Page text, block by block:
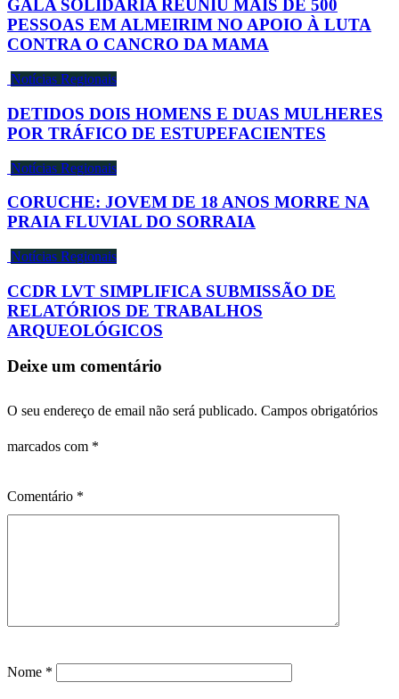
GALA SOLIDÁRIA REUNIU MAIS DE 500
PESSOAS EM ALMEIRIM NO APOIO À LUTA
CONTRA O CANCRO DA MAMA
Notícias Regionais
DETIDOS DOIS HOMENS E DUAS MULHERES
POR TRÁFICO DE ESTUPEFACIENTES
Notícias Regionais
CORUCHE: JOVEM DE 18 ANOS MORRE NA
PRAIA FLUVIAL DO SORRAIA
Notícias Regionais
CCDR LVT SIMPLIFICA SUBMISSÃO DE
RELATÓRIOS DE TRABALHOS
ARQUEOLÓGICOS
Deixe um comentário
O seu endereço de email não será publicado. Campos obrigatórios
marcados com *
Comentário *
Nome *